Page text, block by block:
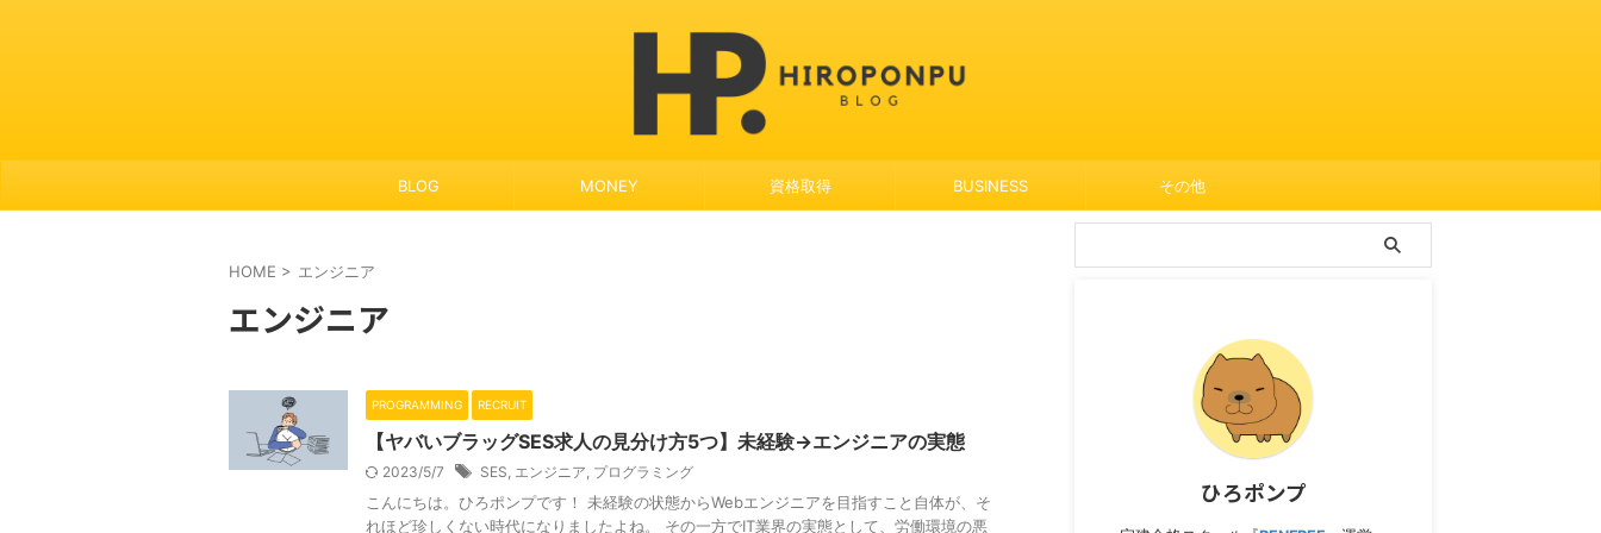
BLOG MONEY 資格取得 BUSINESS その他
HOME > エンジニア
エンジニア
PROGRAMMING RECRUIT
【ヤバいブラッグSES求人の見分け方5つ】未経験→エンジニアの実態
2023/5/7 SES, エンジニア, プログラミング
こんにちは。ひろポンプです！ 未経験の状態からWebエンジニアを目指すこと自体が、そ
れほど珍しくない時代になりましたよね。 その一方でIT業界の実態として、労働環境の悪
ひろポンプ